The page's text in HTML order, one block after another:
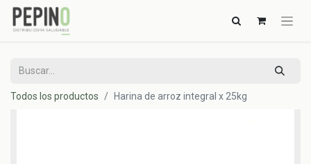
Todos los productos Harina de arroz integral x 25kg